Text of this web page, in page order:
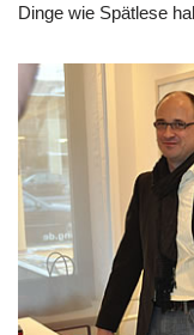
Dinge wie Spätlese